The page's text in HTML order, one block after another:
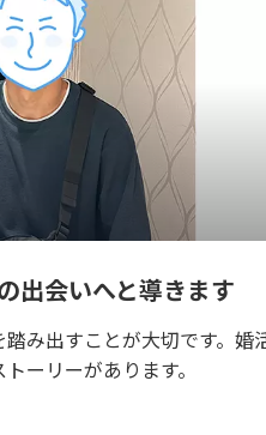
出会いへと導きます
み出すことが大切です。婚
ーリーがあります。